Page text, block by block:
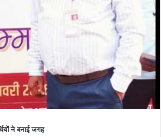
ने बनाई जगह